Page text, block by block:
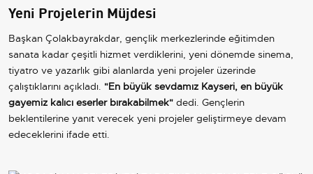
Yeni Projelerin Müjdesi
Başkan Çolakbayrakdar, gençlik merkezlerinde eğitimden
sanata kadar çeşitli hizmet verdiklerini, yeni dönemde sinema,
tiyatro ve yazarlık gibi alanlarda yeni projeler üzerinde
çalıştıklarını açıkladı. "En büyük sevdamız Kayseri, en büyük
gayemiz kalıcı eserler bırakabilmek" dedi. Gençlerin
beklentilerine yanıt verecek yeni projeler geliştirmeye devam
edeceklerini ifade etti.